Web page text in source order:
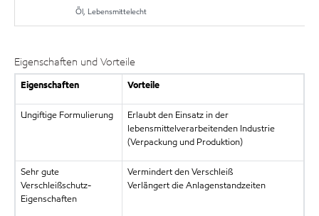
Öl, Lebensmittelecht
Eigenschaften und Vorteile
Eigenschaften Vorteile
Ungiftige Formulierung
Erlaubt den Einsatz in der
lebensmittelverarbeitenden Industrie
(Verpackung und Produktion)
Sehr gute
Verschleißschutz-
Eigenschaften
Vermindert den Verschleiß
Verlängert die Anlagenstandzeiten